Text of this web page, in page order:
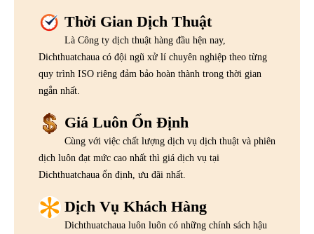
Thời Gian Dịch Thuật
Là Công ty dịch thuật hàng đầu hện nay,
Dichthuatchaua có đội ngũ xử lí chuyên nghiệp theo từng
quy trình ISO riêng đảm bảo hoàn thành trong thời gian
ngắn nhất.
Giá Luôn Ổn Định
Cùng với việc chất lượng dịch vụ dịch thuật và phiên
dịch luôn đạt mức cao nhất thì giá dịch vụ tại
Dichthuatchaua ổn định, ưu đãi nhất.
Dịch Vụ Khách Hàng
Dichthuatchaua luôn luôn có những chính sách hậu